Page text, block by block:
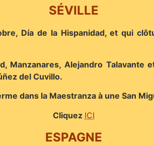
SÉVILLE
Día de la Hispanidad, et qui
Manzanares, Alejandro Talavante
del Cuvillo.
dans la Maestranza à une San
Cliquez ICI
ESPAGNE